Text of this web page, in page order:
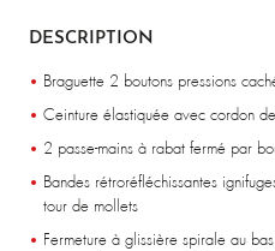
DESCRIPTION
Braguette 2 boutons pressions
Ceinture élastiquée avec cordon
2 passe-mains à rabat fermé par
Bandes rétroréfléchissantes
tour de mollets
Fermeture à glissière spirale au